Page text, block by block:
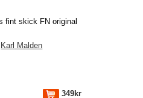
fint skick FN original
Karl Malden
349kr